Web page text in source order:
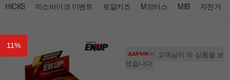
HICKS 미소바이크 이벤트 로얄키즈 M모터스 MIB 자전거
11%
4483명의 고객님이 이 상품을 보
셨습니다